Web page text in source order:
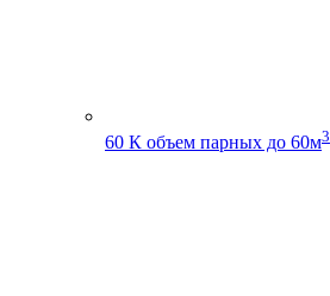
60 К объем парных до 60м3